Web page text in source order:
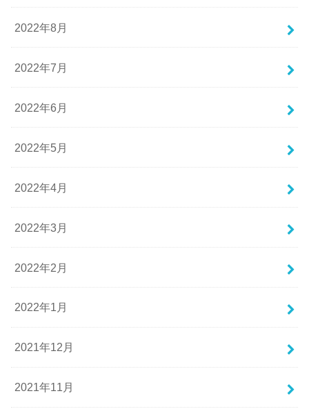
2022年8月
2022年7月
2022年6月
2022年5月
2022年4月
2022年3月
2022年2月
2022年1月
2021年12月
2021年11月